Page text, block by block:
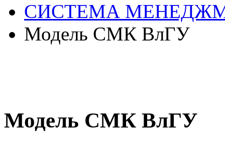
СИСТЕМА
Модель СМК ВлГУ
Модель СМК ВлГУ